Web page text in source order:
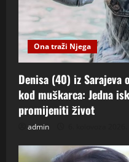
Ona traži Njega
Denisa (40) iz
kod muškarca: Jedna
promijeniti život
admin